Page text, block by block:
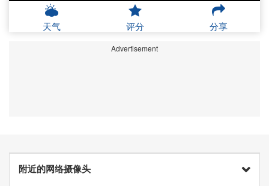
天气 评分 分享
Advertisement
附近的网络摄像头